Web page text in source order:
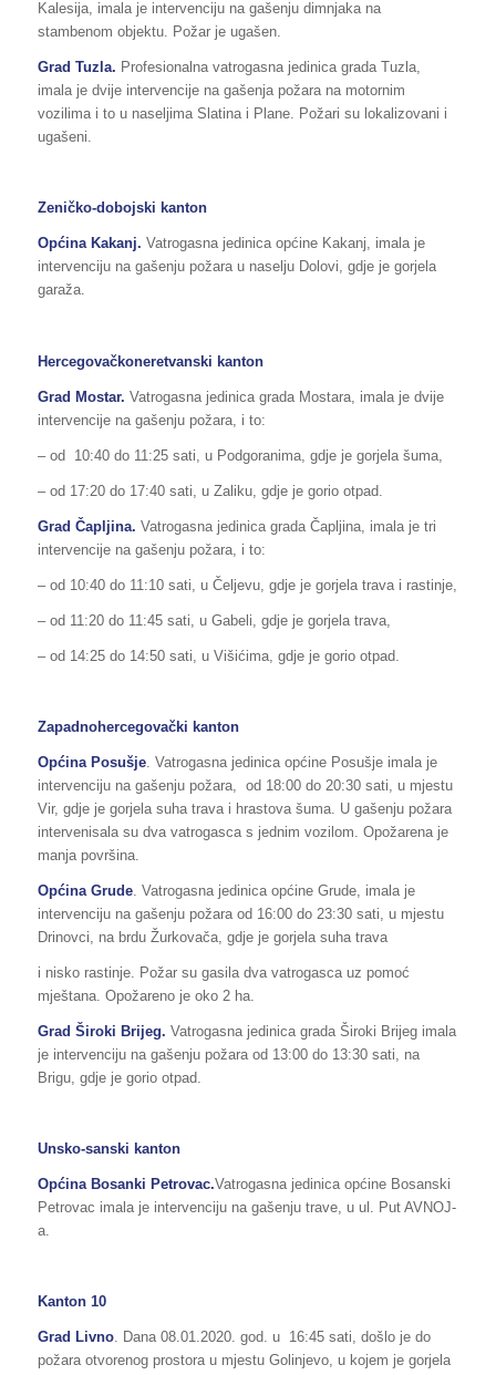
Kalesija, imala je intervenciju na gašenju dimnjaka na
stambenom objektu. Požar je ugašen.
Grad Tuzla. Profesionalna vatrogasna jedinica grada Tuzla,
imala je dvije intervencije na gašenja požara na motornim
vozilima i to u naseljima Slatina i Plane. Požari su lokalizovani i
ugašeni.
Zeničko-dobojski kanton
Općina Kakanj. Vatrogasna jedinica općine Kakanj, imala je
intervenciju na gašenju požara u naselju Dolovi, gdje je gorjela
garaža.
Hercegovačkoneretvanski kanton
Grad Mostar. Vatrogasna jedinica grada Mostara, imala je dvije
intervencije na gašenju požara, i to:
– od 10:40 do 11:25 sati, u Podgoranima, gdje je gorjela šuma,
– od 17:20 do 17:40 sati, u Zaliku, gdje je gorio otpad.
Grad Čapljina. Vatrogasna jedinica grada Čapljina, imala je tri
intervencije na gašenju požara, i to:
– od 10:40 do 11:10 sati, u Čeljevu, gdje je gorjela trava i rastinje,
– od 11:20 do 11:45 sati, u Gabeli, gdje je gorjela trava,
– od 14:25 do 14:50 sati, u Višićima, gdje je gorio otpad.
Zapadnohercegovački kanton
Općina Posušje. Vatrogasna jedinica općine Posušje imala je
intervenciju na gašenju požara, od 18:00 do 20:30 sati, u mjestu
Vir, gdje je gorjela suha trava i hrastova šuma. U gašenju požara
intervenisala su dva vatrogasca s jednim vozilom. Opožarena je
manja površina.
Općina Grude. Vatrogasna jedinica općine Grude, imala je
intervenciju na gašenju požara od 16:00 do 23:30 sati, u mjestu
Drinovci, na brdu Žurkovača, gdje je gorjela suha trava
i nisko rastinje. Požar su gasila dva vatrogasca uz pomoć
mještana. Opožareno je oko 2 ha.
Grad Široki Brijeg. Vatrogasna jedinica grada Široki Brijeg imala
je intervenciju na gašenju požara od 13:00 do 13:30 sati, na
Brigu, gdje je gorio otpad.
Unsko-sanski kanton
Općina Bosanki Petrovac.Vatrogasna jedinica općine Bosanski
Petrovac imala je intervenciju na gašenju trave, u ul. Put AVNOJ-
a.
Kanton 10
Grad Livno. Dana 08.01.2020. god. u 16:45 sati, došlo je do
požara otvorenog prostora u mjestu Golinjevo, u kojem je gorjela